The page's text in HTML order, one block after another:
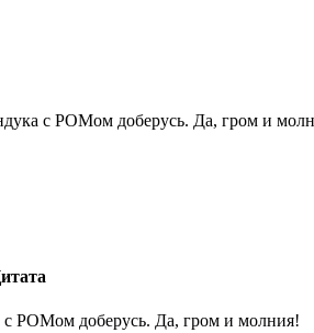
с РОМом доберусь. Да, гром и
с РОМом доберусь. Да, гром и молния!